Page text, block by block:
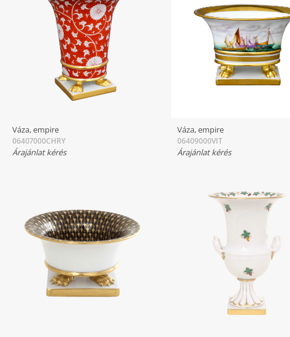
Váza, empire
06407000CHRY
Árajánlat kérés
Váza, empire
06409000VIT
Árajánlat kérés